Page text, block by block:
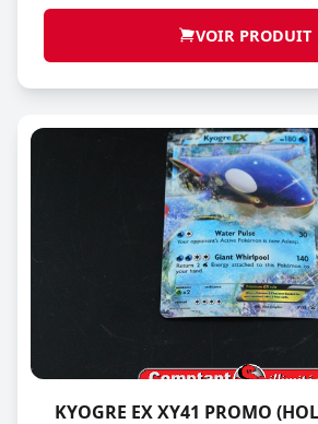
VOIR PRODUIT
KYOGRE EX XY41 PROMO